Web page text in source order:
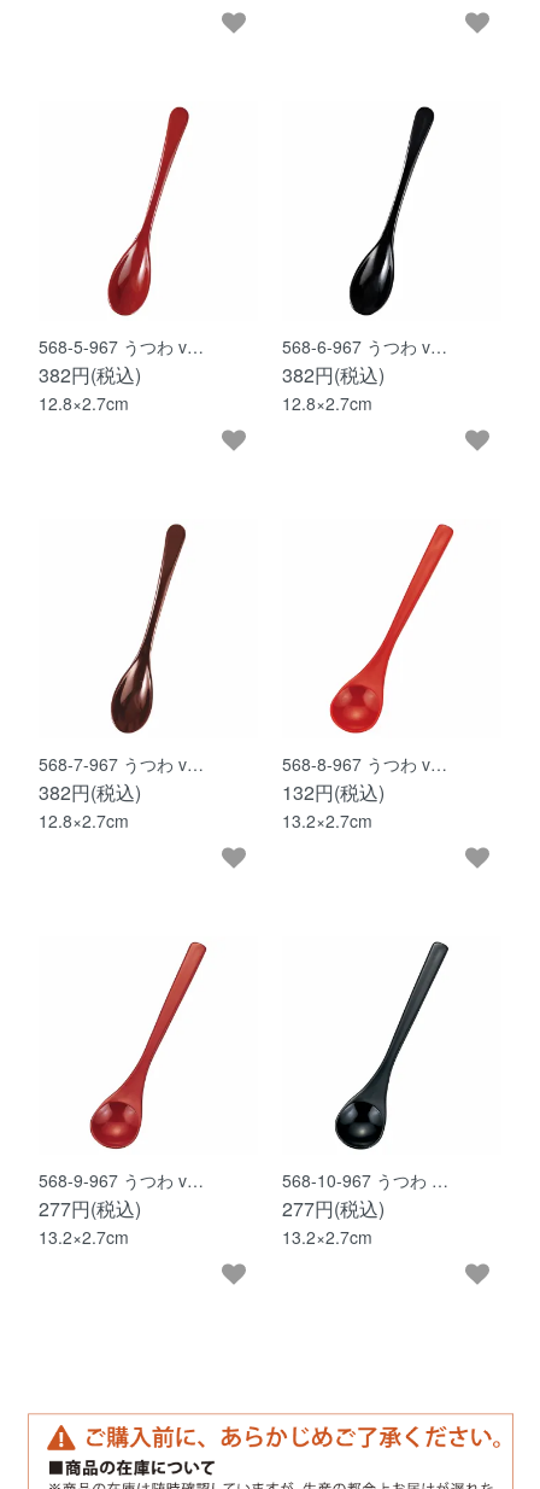
568-5-967 うつわ v…
382円(税込)
12.8×2.7cm
568-6-967 うつわ v…
382円(税込)
12.8×2.7cm
568-7-967 うつわ v…
382円(税込)
12.8×2.7cm
568-8-967 うつわ v…
132円(税込)
13.2×2.7cm
568-9-967 うつわ v…
277円(税込)
13.2×2.7cm
568-10-967 うつわ …
277円(税込)
13.2×2.7cm